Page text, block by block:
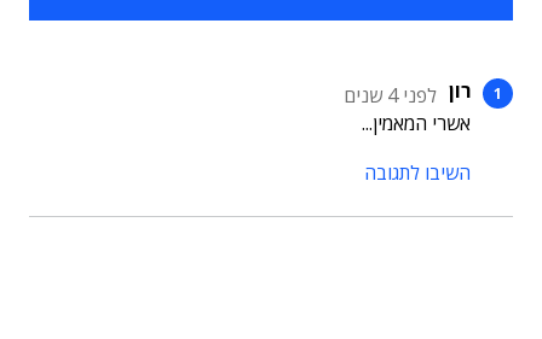
רון לפני 4 שנים
אשרי המאמין...
השיבו לתגובה